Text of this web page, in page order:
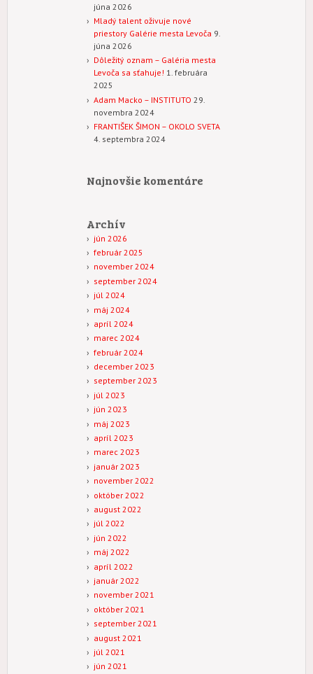
júna 2026
Mladý talent oživuje nové
priestory Galérie mesta Levoča 9.
júna 2026
Dôležitý oznam – Galéria mesta
Levoča sa sťahuje! 1. februára
2025
Adam Macko – INSTITUTO 29.
novembra 2024
FRANTIŠEK ŠIMON – OKOLO SVETA
4. septembra 2024
Najnovšie komentáre
Archív
jún 2026
február 2025
november 2024
september 2024
júl 2024
máj 2024
apríl 2024
marec 2024
február 2024
december 2023
september 2023
júl 2023
jún 2023
máj 2023
apríl 2023
marec 2023
január 2023
november 2022
október 2022
august 2022
júl 2022
jún 2022
máj 2022
apríl 2022
január 2022
november 2021
október 2021
september 2021
august 2021
júl 2021
jún 2021